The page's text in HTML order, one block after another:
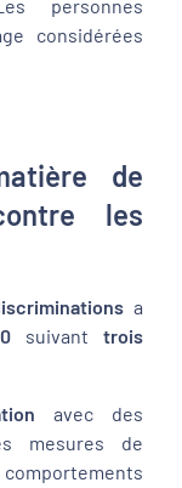
personnes
considérées
de
les
a
suivant trois
avec des
mesures de
comportements